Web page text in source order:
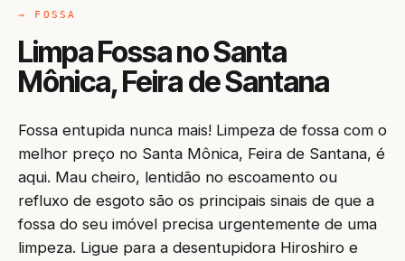
→ FOSSA
Limpa Fossa no Santa
Mônica, Feira de Santana
Fossa entupida nunca mais! Limpeza de fossa com o
melhor preço no Santa Mônica, Feira de Santana, é
aqui. Mau cheiro, lentidão no escoamento ou
refluxo de esgoto são os principais sinais de que a
fossa do seu imóvel precisa urgentemente de uma
limpeza. Ligue para a desentupidora Hiroshiro e